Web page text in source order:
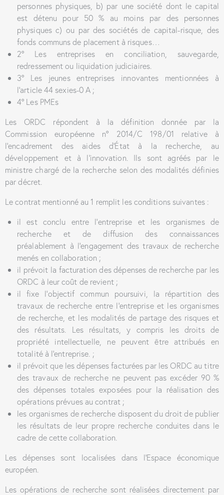
personnes physiques, b) par une société dont le capital
est détenu pour 50 % au moins par des personnes
physiques c) ou par des sociétés de capital-risque, des
fonds communs de placement à risques…
2° Les entreprises en conciliation, sauvegarde,
redressement ou liquidation judiciaires.
3° Les jeunes entreprises innovantes mentionnées à
l’article 44 sexies-0 A ;
4° Les PMEs
Les ORDC répondent à la définition donnée par la
Commission européenne n° 2014/C 198/01 relative à
l’encadrement des aides d’État à la recherche, au
développement et à l’innovation. Ils sont agréés par le
ministre chargé de la recherche selon des modalités définies
par décret.
Le contrat mentionné au 1 remplit les conditions suivantes :
il est conclu entre l’entreprise et les organismes de
recherche et de diffusion des connaissances
préalablement à l’engagement des travaux de recherche
menés en collaboration ;
il prévoit la facturation des dépenses de recherche par les
ORDC à leur coût de revient ;
il fixe l’objectif commun poursuivi, la répartition des
travaux de recherche entre l’entreprise et les organismes
de recherche, et les modalités de partage des risques et
des résultats. Les résultats, y compris les droits de
propriété intellectuelle, ne peuvent être attribués en
totalité à l’entreprise. ;
il prévoit que les dépenses facturées par les ORDC au titre
des travaux de recherche ne peuvent pas excéder 90 %
des dépenses totales exposées pour la réalisation des
opérations prévues au contrat ;
les organismes de recherche disposent du droit de publier
les résultats de leur propre recherche conduites dans le
cadre de cette collaboration.
Les dépenses sont localisées dans l’Espace économique
européen.
Les opérations de recherche sont réalisées directement par